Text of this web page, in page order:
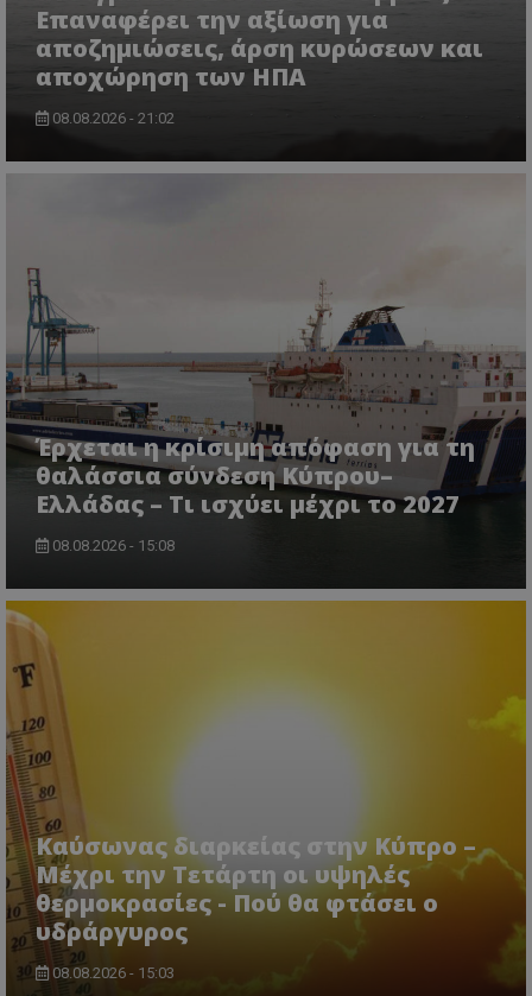
Επαναφέρει την αξίωση για
αποζημιώσεις, άρση κυρώσεων και
αποχώρηση των ΗΠΑ
08.08.2026 - 21:02
Έρχεται η κρίσιμη απόφαση για τη
θαλάσσια σύνδεση Κύπρου–
Ελλάδας – Τι ισχύει μέχρι το 2027
08.08.2026 - 15:08
Καύσωνας διαρκείας στην Κύπρο –
Μέχρι την Τετάρτη οι υψηλές
θερμοκρασίες - Πού θα φτάσει ο
υδράργυρος
08.08.2026 - 15:03